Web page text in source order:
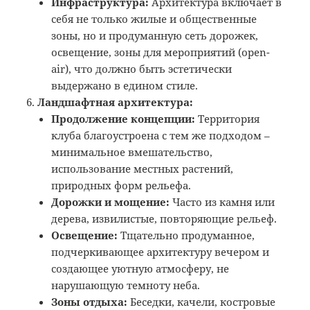
себя не только жилые и общественные
зоны, но и продуманную сеть дорожек,
освещение, зоны для мероприятий (open-
air), что должно быть эстетически
выдержано в едином стиле.
Ландшафтная архитектура:
Продолжение концепции: Территория
клуба благоустроена с тем же подходом –
минимальное вмешательство,
использование местных растений,
природных форм рельефа.
Дорожки и мощение: Часто из камня или
дерева, извилистые, повторяющие рельеф.
Освещение: Тщательно продуманное,
подчеркивающее архитектуру вечером и
создающее уютную атмосферу, не
нарушающую темноту неба.
Зоны отдыха: Беседки, качели, костровые